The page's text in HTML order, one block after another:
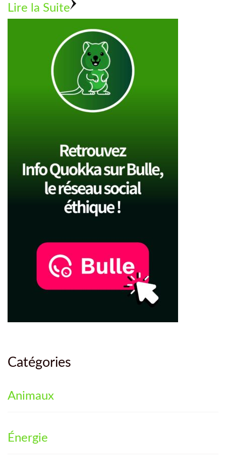
Lire la Suite
Catégories
Animaux
Énergie